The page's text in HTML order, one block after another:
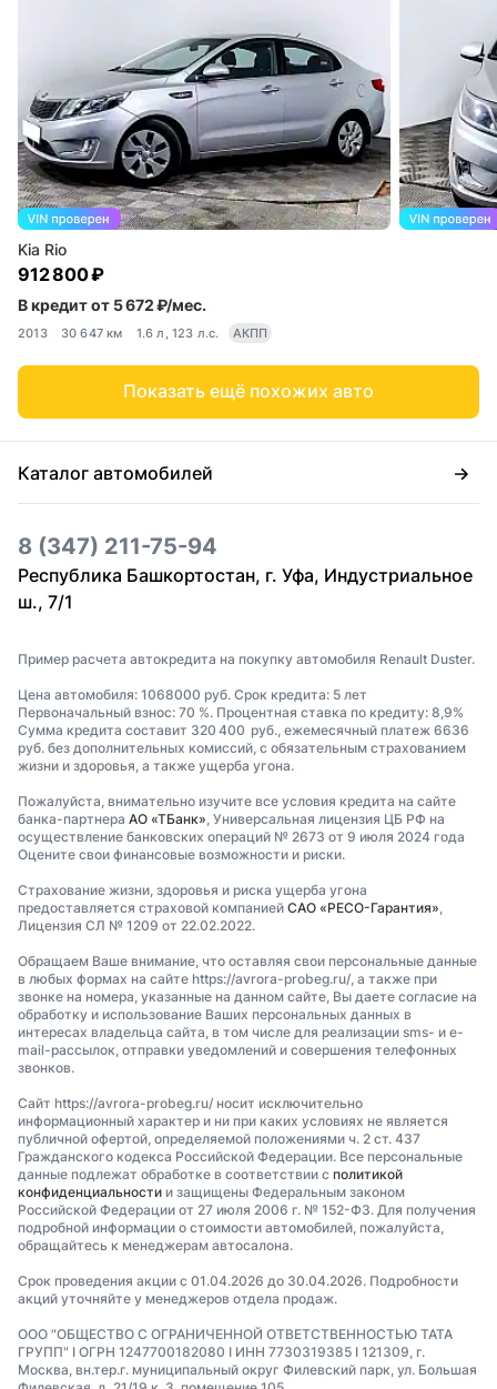
Kia Rio
912 800 ₽
В кредит от 5 672 ₽/мес.
2013 30 647 км 1.6 л, 123 л.с. АКПП
Показать ещё похожих авто
Каталог автомобилей
8 (347) 211-75-94
Республика Башкортостан, г. Уфа, Индустриальное
ш., 7/1
Пример расчета автокредита на покупку автомобиля Renault Duster.
Цена автомобиля: 1068000 руб. Срок кредита: 5 лет
Первоначальный взнос: 70 %. Процентная ставка по кредиту: 8,9%
Сумма кредита составит 320 400 руб., ежемесячный платеж 6636
руб. без дополнительных комиссий, с обязательным страхованием
жизни и здоровья, а также ущерба угона.
Пожалуйста, внимательно изучите все условия кредита на сайте
банка-партнера АО «ТБанк», Универсальная лицензия ЦБ РФ на
осуществление банковских операций № 2673 от 9 июля 2024 года
Оцените свои финансовые возможности и риски.
Страхование жизни, здоровья и риска ущерба угона
предоставляется страховой компанией САО «РЕСО-Гарантия»,
Лицензия СЛ № 1209 от 22.02.2022.
Обращаем Ваше внимание, что оставляя свои персональные данные
в любых формах на сайте https://avrora-probeg.ru/, а также при
звонке на номера, указанные на данном сайте, Вы даете согласие на
обработку и использование Ваших персональных данных в
интересах владельца сайта, в том числе для реализации sms- и e-
mail-рассылок, отправки уведомлений и совершения телефонных
звонков.
Сайт https://avrora-probeg.ru/ носит исключительно
информационный характер и ни при каких условиях не является
публичной офертой, определяемой положениями ч. 2 ст. 437
Гражданского кодекса Российской Федерации. Все персональные
данные подлежат обработке в соответствии с политикой
конфиденциальности и защищены Федеральным законом
Российской Федерации от 27 июля 2006 г. № 152-ФЗ. Для получения
подробной информации о стоимости автомобилей, пожалуйста,
обращайтесь к менеджерам автосалона.
Срок проведения акции с 01.04.2026 до 30.04.2026. Подробности
акций уточняйте у менеджеров отдела продаж.
ООО "ОБЩЕСТВО С ОГРАНИЧЕННОЙ ОТВЕТСТВЕННОСТЬЮ ТАТА
ГРУПП" I ОГРН 1247700182080 I ИНН 7730319385 I 121309, г.
Москва, вн.тер.г. муниципальный округ Филевский парк, ул. Большая